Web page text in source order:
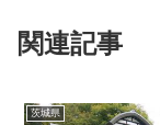
関連記事
茨城県